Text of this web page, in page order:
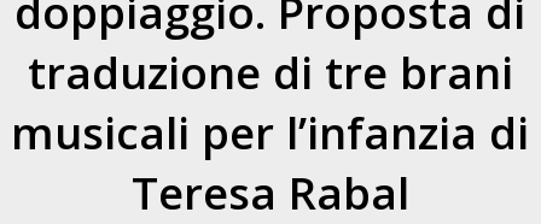
traduzione di tre brani
musicali per l’infanzia di
Teresa Rabal